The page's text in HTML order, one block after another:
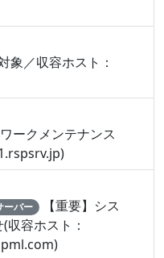
象／収容ホスト：
ークメンテナンス
ーバー
【重要】シス
容ホスト：